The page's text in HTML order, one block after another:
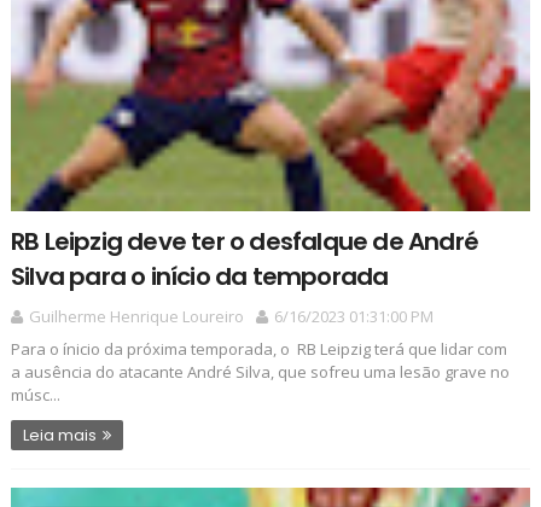
RB Leipzig deve ter o desfalque de André
Silva para o início da temporada
Guilherme Henrique Loureiro
6/16/2023 01:31:00 PM
Para o ínicio da próxima temporada, o RB Leipzig terá que lidar com
a ausência do atacante André Silva, que sofreu uma lesão grave no
músc...
Leia mais